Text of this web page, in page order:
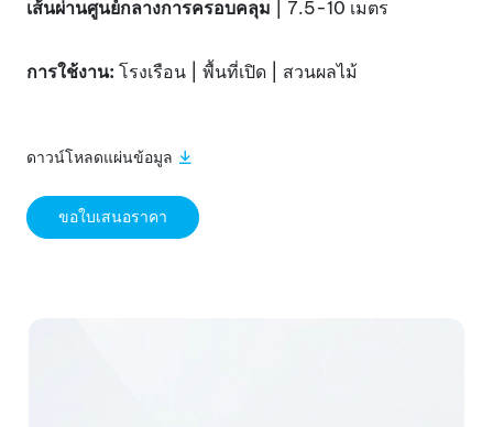
เส้นผ่านศูนย์กลางการครอบคลุม | 7.5-10 เมตร
การใช้งาน: โรงเรือน | พื้นที่เปิด | สวนผลไม้
ดาวน์โหลดแผ่นข้อมูล
ขอใบเสนอราคา